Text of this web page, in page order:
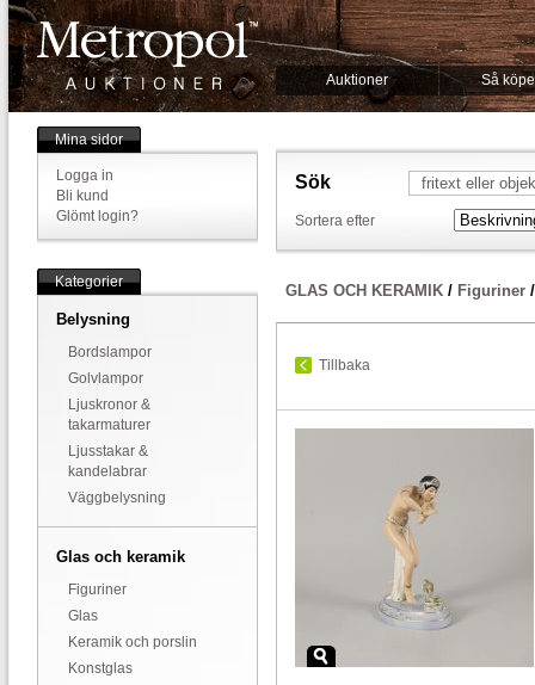
Auktioner Så
Mina sidor
Logga in
Bli kund
Glömt login?
Kategorier
Belysning
Bordslampor
Golvlampor
Ljuskronor &
takarmaturer
Ljusstakar &
kandelabrar
Väggbelysning
Glas och keramik
Figuriner
Glas
Keramik och porslin
Konstglas
Sök
Sortera efter
GLAS OCH KERAMIK / Figuriner
Tillbaka